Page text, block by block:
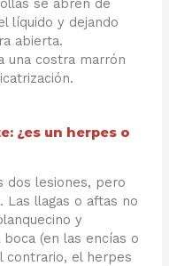
se abren de
líquido y dejando
abierta.
una costra marrón
¿es un herpes o
dos lesiones, pero
llagas o aftas no
y
boca (en las encías o
contrario, el herpes